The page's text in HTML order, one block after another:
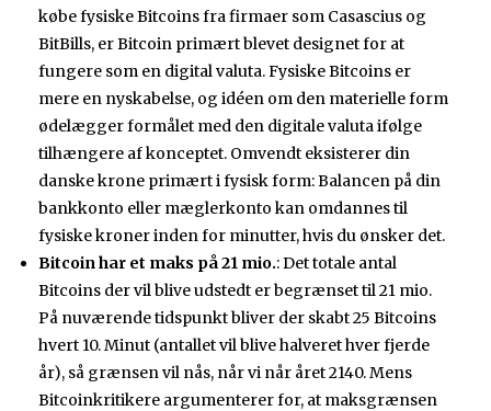
købe fysiske Bitcoins fra firmaer som Casascius og
BitBills, er Bitcoin primært blevet designet for at
fungere som en digital valuta. Fysiske Bitcoins er
mere en nyskabelse, og idéen om den materielle form
ødelægger formålet med den digitale valuta ifølge
tilhængere af konceptet. Omvendt eksisterer din
danske krone primært i fysisk form: Balancen på din
bankkonto eller mæglerkonto kan omdannes til
fysiske kroner inden for minutter, hvis du ønsker det.
Bitcoin har et maks på 21 mio.: Det totale antal
Bitcoins der vil blive udstedt er begrænset til 21 mio.
På nuværende tidspunkt bliver der skabt 25 Bitcoins
hvert 10. Minut (antallet vil blive halveret hver fjerde
år), så grænsen vil nås, når vi når året 2140. Mens
Bitcoinkritikere argumenterer for, at maksgrænsen